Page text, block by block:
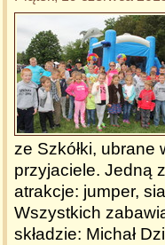
ze Szkółki,
przyjaciele. Jedną
atrakcje: jumper,
Wszystkich
składzie: Michał